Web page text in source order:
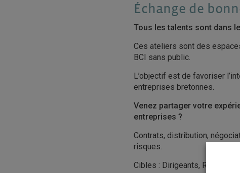
Échange de
Tous les talents sont dans
Ces ateliers sont des
BCI sans public.
L’objectif est de favoriser
entreprises bretonnes.
Venez partager votre
entreprises ?
Contrats, distribution,
risques.
Cibles : Dirigeants,